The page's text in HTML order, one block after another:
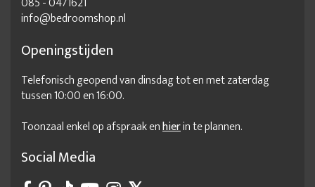
info@bedroomshop.nl
Openingstijden
Telefonisch geopend van dinsdag tot en met zaterdag
tussen 10:00 en 16:00.
Toonzaal enkel op afspraak enhierin te plannen.
Social Media